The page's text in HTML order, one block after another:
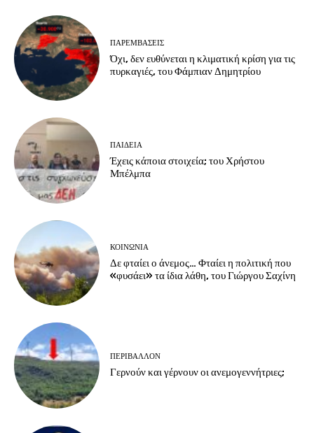
ΠΑΡΕΜΒΑΣΕΙΣ
Όχι, δεν ευθύνεται η κλιματική κρίση για τις
πυρκαγιές, του Φάμπιαν Δημητρίου
ΠΑΙΔΕΙΑ
Έχεις κάποια στοιχεία; του Χρήστου
Μπέλμπα
ΚΟΙΝΩΝΙΑ
Δε φταίει ο άνεμος… Φταίει η πολιτική που
«φυσάει» τα ίδια λάθη, του Γιώργου Σαχίνη
ΠΕΡΙΒΆΛΛΟΝ
Γερνούν και γέρνουν οι ανεμογεννήτριες;